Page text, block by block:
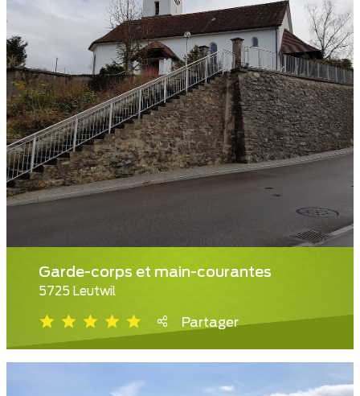
Garde-corps et main-courantes
5725 Leutwil
Partager